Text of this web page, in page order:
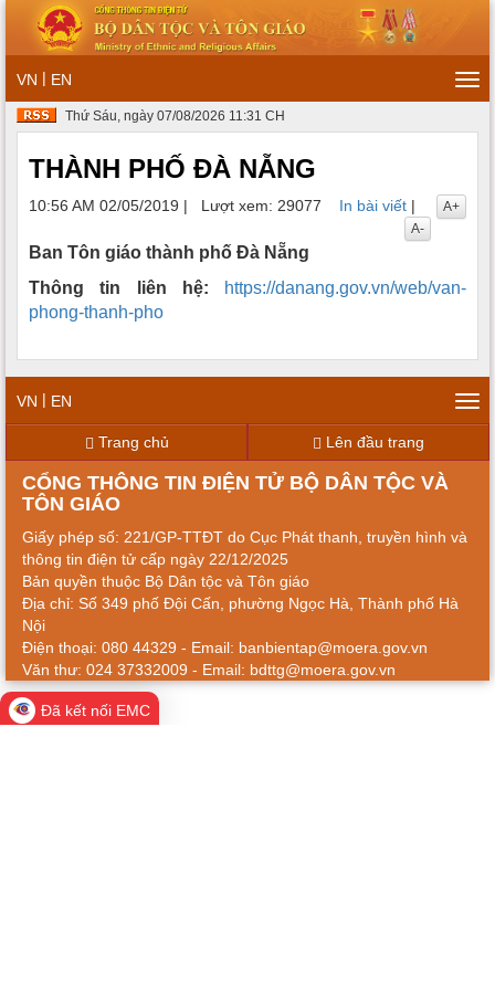
VN | EN
Thứ Sáu, ngày 07/08/2026 11:31 CH
THÀNH PHỐ ĐÀ NẴNG
10:56 AM 02/05/2019 | Lượt xem: 29077 In bài viết |
A+
A-
Ban Tôn giáo thành phố Đà Nẵng
Thông tin liên hệ:
https://danang.gov.vn/web/van-
phong-thanh-pho
VN | EN
Trang chủ
Lên đầu trang
CỔNG THÔNG TIN ĐIỆN TỬ BỘ DÂN TỘC VÀ
TÔN GIÁO
Giấy phép số: 221/GP-TTĐT do Cục Phát thanh, truyền hình và
thông tin điện tử cấp ngày 22/12/2025
Bản quyền thuộc Bộ Dân tộc và Tôn giáo
Địa chỉ: Số 349 phố Đội Cấn, phường Ngọc Hà, Thành phố Hà
Nội
Điện thoại: 080 44329 - Email: banbientap@moera.gov.vn
Văn thư: 024 37332009 - Email: bdttg@moera.gov.vn
Đã kết nối EMC